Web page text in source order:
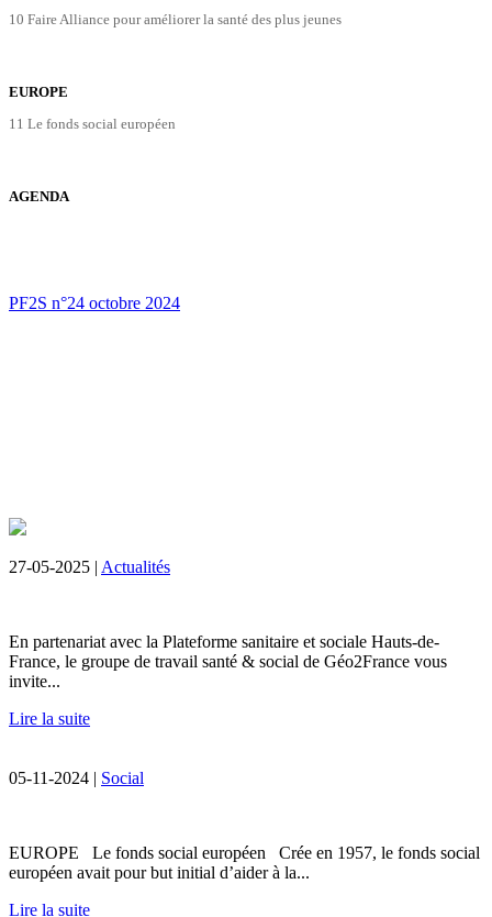
10 Faire Alliance pour améliorer la santé des plus jeunes
EUROPE
11 Le fonds social européen
AGENDA
PF2S n°24 octobre 2024
27-05-2025 | Actualités
En partenariat avec la Plateforme sanitaire et sociale Hauts-de-
France, le groupe de travail santé & social de Géo2France vous
invite...
Lire la suite
05-11-2024 | Social
EUROPE Le fonds social européen Crée en 1957, le fonds social
européen avait pour but initial d’aider à la...
Lire la suite